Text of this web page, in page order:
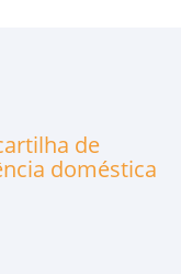
de
doméstica